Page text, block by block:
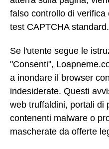
falso controllo di
test CAPTCHA standard.
Se l'utente segue le
"Consenti",
a inondare il browser
indesiderate. Questi
web truffaldini, portali di
contenenti malware o
mascherate da offerte